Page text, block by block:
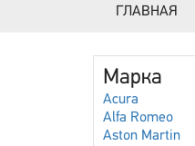
ГЛАВНАЯ
Марка
Acura
Alfa Romeo
Aston Martin